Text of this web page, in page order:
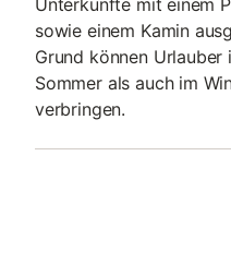
Unterkünfte mit einem
sowie einem Kamin
Grund können
Sommer als auch im
verbringen.